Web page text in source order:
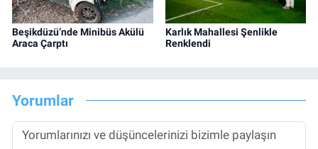
Beşikdüzü’nde Minibüs Akülü
Araca Çarptı
Karlık Mahallesi Şenlikle
Renklendi
Yorumlar